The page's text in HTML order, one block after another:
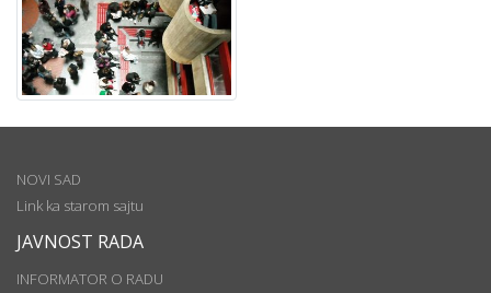
NOVI SAD
Link ka starom sajtu
JAVNOST RADA
INFORMATOR O RADU